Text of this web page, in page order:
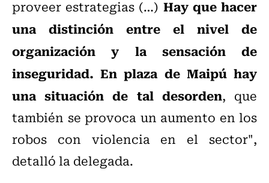
proveer estrategias (…) Hay que hacer
una distinción entre el nivel de
organización y la sensación de
inseguridad. En plaza de Maipú hay
una situación de tal desorden, que
también se provoca un aumento en los
robos con violencia en el sector",
detalló la delegada.